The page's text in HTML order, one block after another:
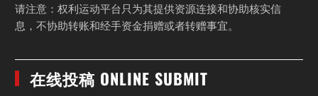
请注意：权利运动平台只为其提供资源连接和协助核实信
息，不协助转账和经手资金捐赠或者转赠事宜。
在线投稿 ONLINE SUBMIT